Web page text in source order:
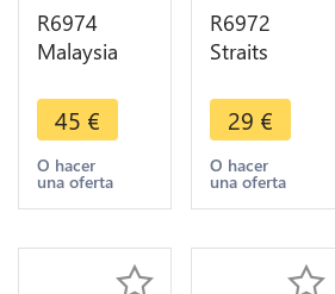
R6974
Malaysia
North
Borneo One
Cent 1888
H Heaton -
offer
45 €
O hacer
una oferta
R6972
Straits
East India
Company
One Cent
Victoria
>Make
29 €
O hacer
una oferta